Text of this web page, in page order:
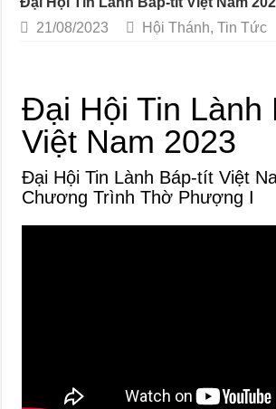
21/08/2023
Hội Thánh,Tin Tức
Đại Hội Tin Lành
Việt Nam 2023
Đại Hội Tin Lành Báp-tít Việt
Chương Trình Thờ Phượng I